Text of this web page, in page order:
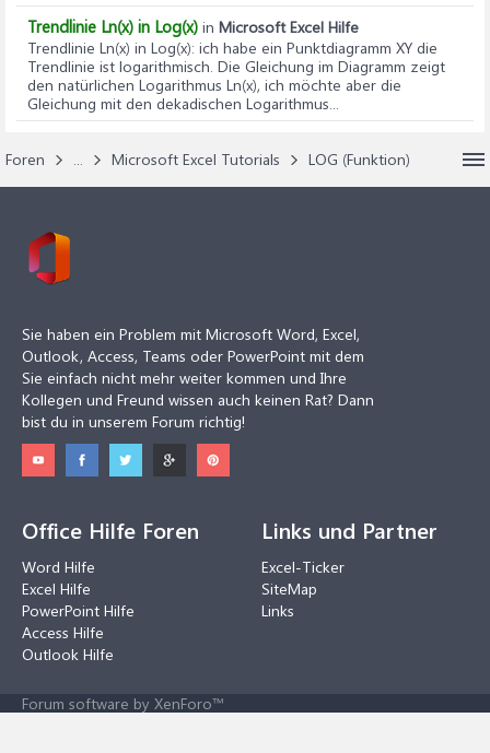
Trendlinie Ln(x) in Log(x) in Microsoft Excel Hilfe
Trendlinie Ln(x) in Log(x): ich habe ein Punktdiagramm XY die
Trendlinie ist logarithmisch. Die Gleichung im Diagramm zeigt
den natürlichen Logarithmus Ln(x), ich möchte aber die
Gleichung mit den dekadischen Logarithmus...
Foren ... Microsoft Excel Tutorials LOG (Funktion)
Sie haben ein Problem mit Microsoft Word, Excel,
Outlook, Access, Teams oder PowerPoint mit dem
Sie einfach nicht mehr weiter kommen und Ihre
Kollegen und Freund wissen auch keinen Rat? Dann
bist du in unserem Forum richtig!
Office Hilfe Foren
Word Hilfe
Excel Hilfe
PowerPoint Hilfe
Access Hilfe
Outlook Hilfe
Links und Partner
Excel-Ticker
SiteMap
Links
Forum software by XenForo™